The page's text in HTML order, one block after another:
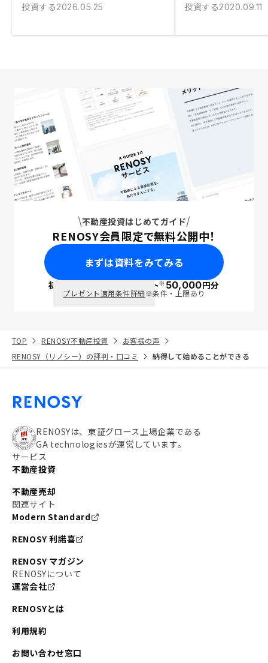
投資する2026.05.25
投資する2020.09.11
不動産投資はじめてガイド
RENOSY会員限定で無料公開中！
まずは資料をみてみる
初回面談で ポイント※50,000円分
プレゼント適用条件詳細※条件・上限あり
TOP RENOSY不動産投資
お客様の声
RENOSY（リノシー）の評判・口コミ
納得して始めることができる
RENOSYは、東証グロース上場企業である
GA technologiesが運営しています。
サービス
不動産投資
不動産売却
関連サイト
Modern Standard
RENOSY 利諾喜
RENOSY マガジン
RENOSYについて
運営会社
RENOSYとは
利用規約
お問い合わせ窓口